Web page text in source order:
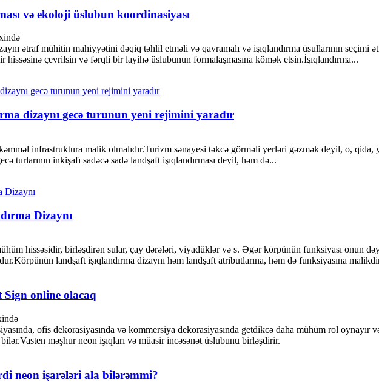
və ekoloji üslubun koordinasiyası
ətraf mühitin mahiyyətini dəqiq təhlil etməli və qavramalı və işıqlandırma üsullarının seçimi
hissəsinə çevrilsin və fərqli bir layihə üslubunun formalaşmasına kömək etsin.İşıqlandırma...
dizaynı gecə turunun yeni rejimini yaradır
infrastruktura malik olmalıdır.Turizm sənayesi təkcə görməli yerləri gəzmək deyil, o, qida,
turlarının inkişafı sadəcə sadə landşaft işıqlandırması deyil, həm də...
Dizaynı
hissəsidir, birləşdirən sular, çay dərələri, viyadüklər və s. Əgər körpünün funksiyası onun
landşaft işıqlandırma dizaynı həm landşaft atributlarına, həm də funksiyasına
online olacaq
ofis dekorasiyasında və kommersiya dekorasiyasında getdikcə daha mühüm rol
bilər.Vasten məşhur neon işıqları və müasir incəsənət üslubunu birləşdirir.
neon işarələri ala bilərəmmi?